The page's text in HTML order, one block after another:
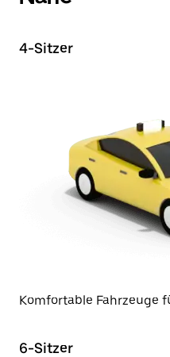
4-Sitzer
Komfortable Fahrzeuge
6-Sitzer